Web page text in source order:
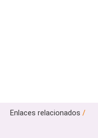
Enlaces relacionados /